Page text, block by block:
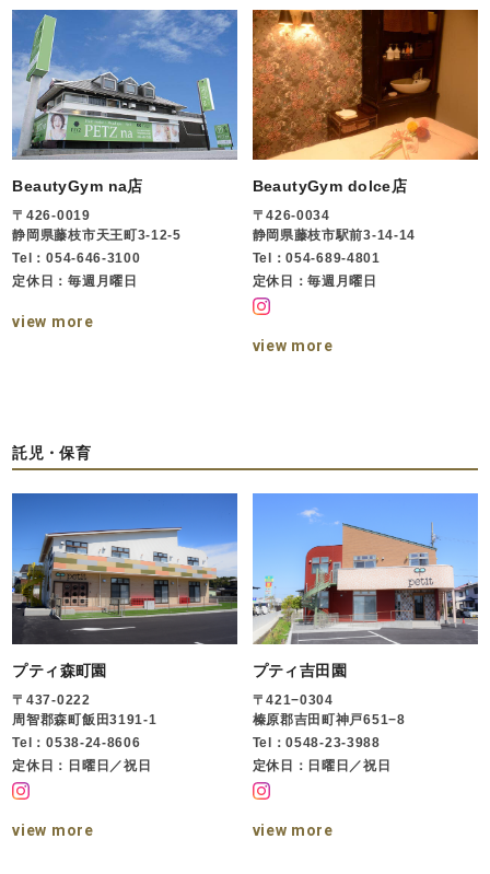
BeautyGym na店
〒426-0019
静岡県藤枝市天王町3-12-5
Tel：054-646-3100
定休日：毎週月曜日
view more
BeautyGym dolce店
〒426-0034
静岡県藤枝市駅前3-14-14
Tel：054-689-4801
定休日：毎週月曜日
view more
託児・保育
プティ森町園
〒437-0222
周智郡森町飯田3191-1
Tel：0538-24-8606
定休日：日曜日／祝日
view more
プティ吉田園
〒421−0304
榛原郡吉田町神戸651−8
Tel：0548-23-3988
定休日：日曜日／祝日
view more